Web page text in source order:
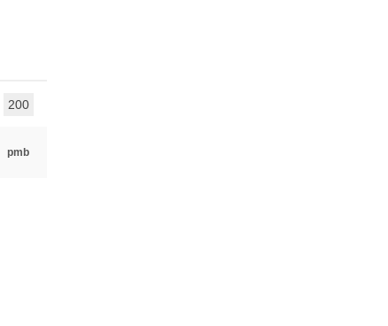
200
pmb